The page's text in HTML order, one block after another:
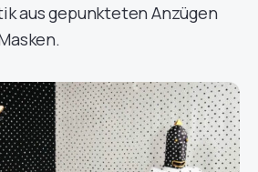
aus gepunkteten Anzügen